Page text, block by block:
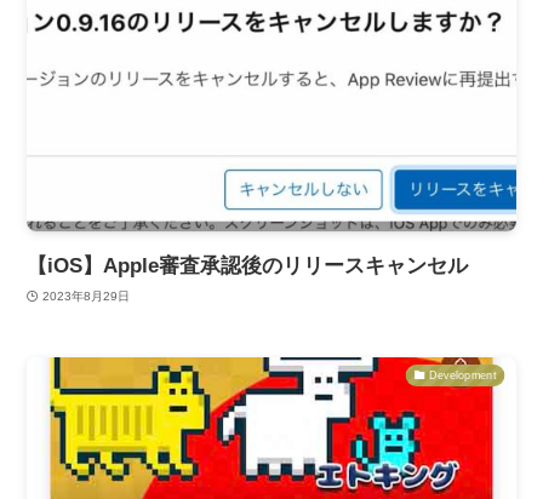
【iOS】Apple審査承認後のリリースキャンセル
2023年8月29日
Development